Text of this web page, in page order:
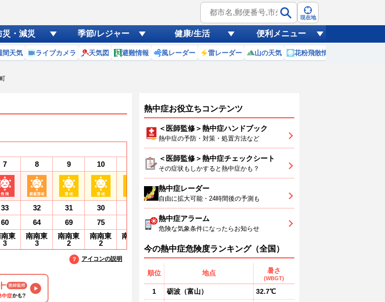
現在地
災・減災 季節/レジャー 健康/生活 便利メニュー
間天気 ライブカメラ 天気図 避難情報 風レーダー 雷レーダー 山の天気 花粉飛散情報
7
33
60
東
3
8
32
64
南南東
3
9
31
69
南南東
2
10
30
75
南南東
2
南南東
12
29
80
1
13
28
82
1
14
28
28
16
28
84
アイコンの説明
熱中症お役立ちコンテンツ
＜医師監修＞熱中症ハンドブック
熱中症の予防・対策・処置方法など
＜医師監修＞熱中症チェックシート
その症状もしかすると熱中症かも？
熱中症レーダー
自由に拡大可能・24時間後の予測も
熱中症アラーム
危険な気象条件になったらお知らせ
今の熱中症危険度ランキング（全国）
順位 地点 暑さ
(WBGT)
1 砺波 （富山）
32.7℃